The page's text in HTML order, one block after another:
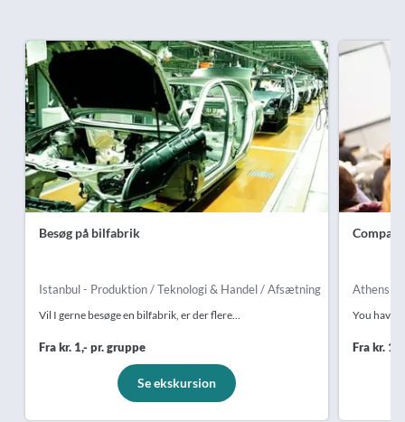
Besøg på bilfabrik
Istanbul - Produktion / Teknologi & Handel / Afsætning
Vil I gerne besøge en bilfabrik, er der flere...
Fra kr. 1,- pr. gruppe
Se ekskursion
Athens -
You have
Fra kr.